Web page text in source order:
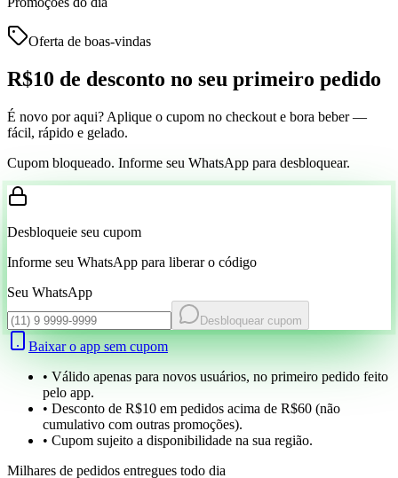
Oferta de boas-vindas
R$10 de desconto no seu primeiro pedido
É novo por aqui? Aplique o cupom no checkout e bora beber —
fácil, rápido e gelado.
Cupom bloqueado. Informe seu WhatsApp para desbloquear.
Desbloqueie seu cupom
Informe seu WhatsApp para liberar o código
Seu WhatsApp
Desbloquear cupom
Baixar o app sem cupom
• Válido apenas para novos usuários, no primeiro pedido feito
pelo app.
• Desconto de R$10 em pedidos acima de R$60 (não
cumulativo com outras promoções).
• Cupom sujeito a disponibilidade na sua região.
Milhares de pedidos entregues todo dia